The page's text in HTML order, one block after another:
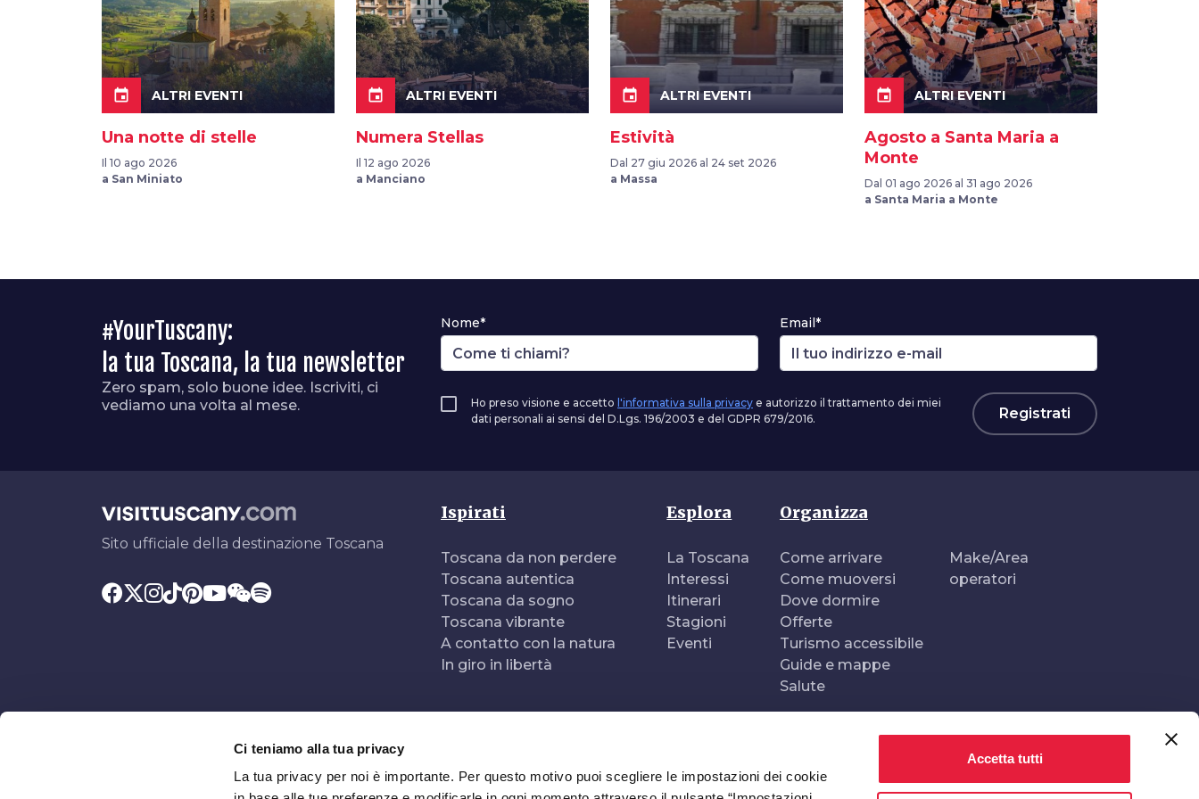
Ci teniamo alla tua privacy
La tua privacy per noi è importante. Per questo motivo puoi scegliere le impostazioni dei cookie
Accetta tutti
event ALTRI EVENTI
Una notte di stelle
Il 10 ago 2026
a San Miniato
event ALTRI EVENTI
Numera Stellas
Il 12 ago 2026
a Manciano
event ALTRI EVENTI
Estività
Dal 27 giu 2026 al 24 set 2026
a Massa
event ALTRI EVENTI
Agosto a Santa Maria a
Monte
Dal 01 ago 2026 al 31 ago 2026
a Santa Maria a Monte
#YourTuscany:
la tua Toscana, la tua newsletter
Zero spam, solo buone idee. Iscriviti, ci
vediamo una volta al mese.
Nome* Email*
Ho preso visione e accetto l'informativa sulla privacy e autorizzo il trattamento dei miei
dati personali ai sensi del D.Lgs. 196/2003 e del GDPR 679/2016.
Registrati
Sito ufficiale della destinazione Toscana
Ispirati
Toscana da non perdere
Toscana autentica
Toscana da sogno
Toscana vibrante
A contatto con la natura
In giro in libertà
Esplora
La Toscana
Interessi
Itinerari
Stagioni
Eventi
Organizza
Come arrivare
Come muoversi
Dove dormire
Offerte
Turismo accessibile
Guide e mappe
Salute
Make/Area
operatori
In collaborazione con